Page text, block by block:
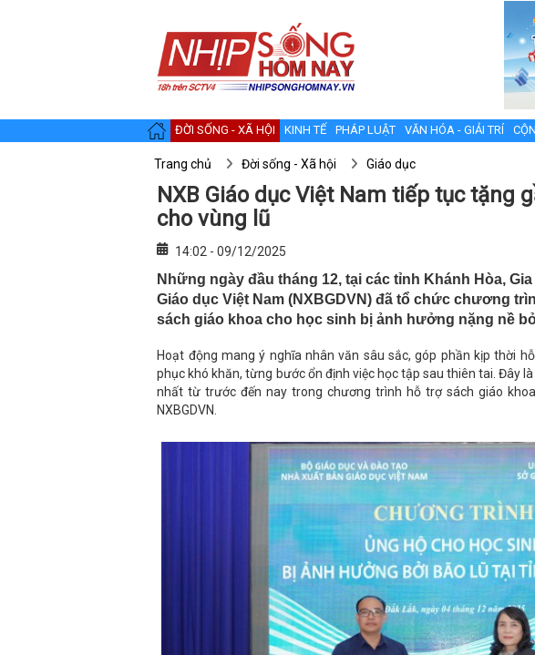
ĐỜI SỐNG - XÃ HỘI KINH TẾ PHÁP LUẬT VĂN HÓA - GIẢI TRÍ
Trang chủ Đời sống - Xã hội Giáo dục
NXB Giáo dục Việt Nam tiếp tục tặng
cho vùng lũ
14:02 - 09/12/2025
Những ngày đầu tháng 12, tại các tỉnh Khánh Hòa,
Giáo dục Việt Nam (NXBGDVN) đã tổ chức chương
sách giáo khoa cho học sinh bị ảnh hưởng nặng nề
Hoạt động mang ý nghĩa nhân văn sâu sắc, góp phần kịp thời
phục khó khăn, từng bước ổn định việc học tập sau thiên tai. Đây
nhất từ trước đến nay trong chương trình hỗ trợ sách giáo
NXBGDVN.